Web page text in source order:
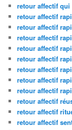
retour affectif
retour affectif
retour affectif
retour affectif
retour affectif
retour affectif
retour affectif
retour affectif
retour affectif
retour affectif
retour affectif
retour affectif